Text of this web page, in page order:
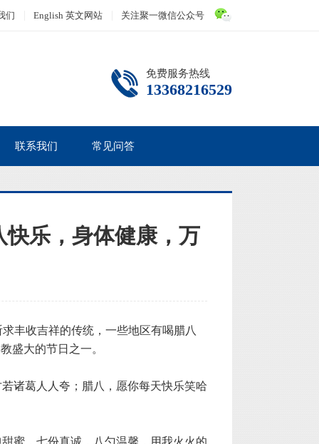
们 English 英文网站 关注聚一微信公众号
免费服务热线
13368216529
联系我们 常见问答
乐，身体健康，万
丰收吉祥的传统，一些地区有喝腊八
盛大的节日之一。
诸葛人人夸；腊八，愿你每天快乐笑哈
蜜，七份真诚，八勺温馨，用我火火的